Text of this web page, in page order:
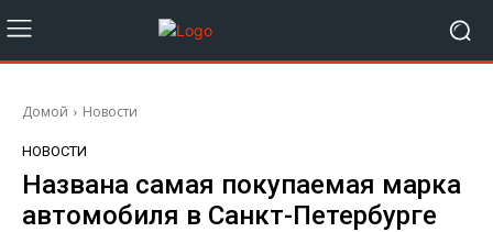
Домой Новости
НОВОСТИ
Названа самая покупаемая марка
автомобиля в Санкт-Петербурге